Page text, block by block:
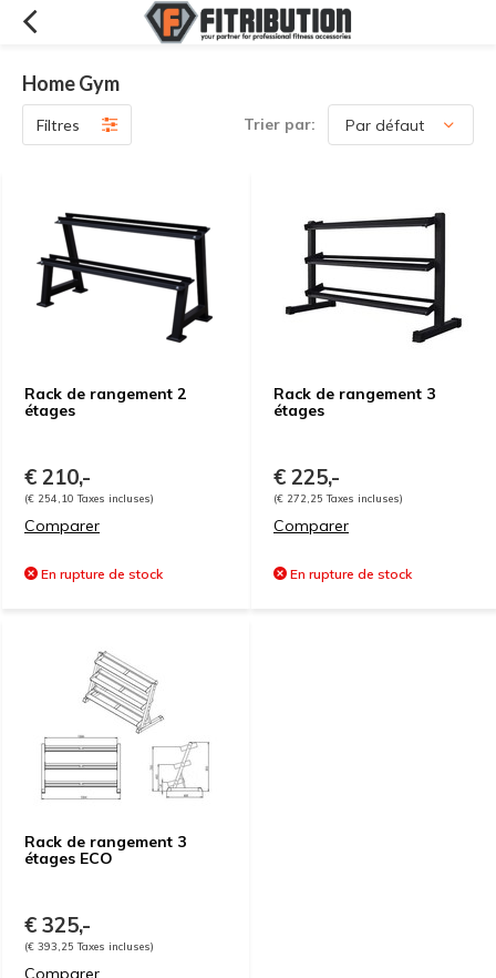
Home Gym
Filtres Trier par:
Rack de rangement 2
étages
€ 210,-
(€ 254,10 Taxes incluses)
Comparer
En rupture de stock
Rack de rangement 3
étages
€ 225,-
(€ 272,25 Taxes incluses)
Comparer
En rupture de stock
Rack de rangement 3
étages ECO
€ 325,-
(€ 393,25 Taxes incluses)
Comparer